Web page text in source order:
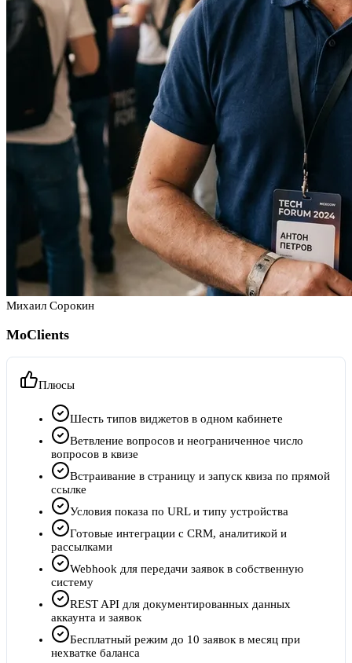
Михаил Сорокин
MoClients
Плюсы
Шесть типов виджетов в одном кабинете
Ветвление вопросов и неограниченное число
вопросов в квизе
Встраивание в страницу и запуск квиза по прямой
ссылке
Условия показа по URL и типу устройства
Готовые интеграции с CRM, аналитикой и
рассылками
Webhook для передачи заявок в собственную
систему
REST API для документированных данных
аккаунта и заявок
Бесплатный режим до 10 заявок в месяц при
нехватке баланса